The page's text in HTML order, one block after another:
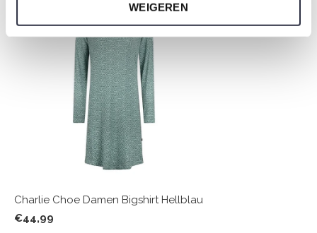
WEIGEREN
Charlie Choe Damen Bigshirt Hellblau
€44,99